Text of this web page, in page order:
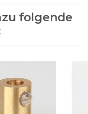
folgende